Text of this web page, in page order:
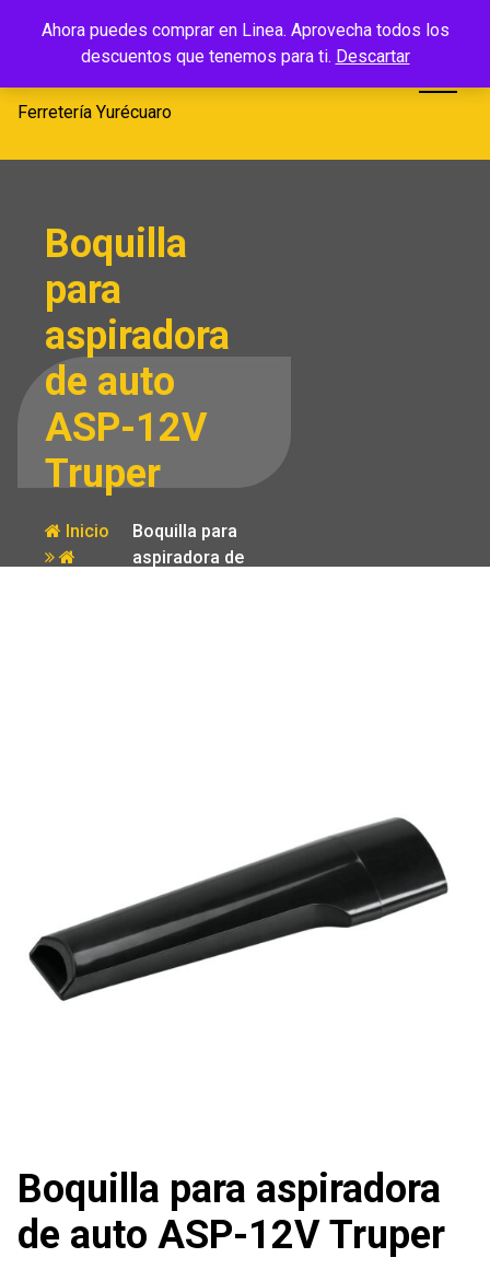
Ahora puedes comprar en Linea. Aprovecha todos los
descuentos que tenemos para ti. Descartar
Ferretería
Yurécuaro
Ferretería Yurécuaro
Boquilla
para
aspiradora
de auto
ASP-12V
Truper
Inicio
Boquilla para
aspiradora de
Boquilla para aspiradora
de auto ASP-12V Truper